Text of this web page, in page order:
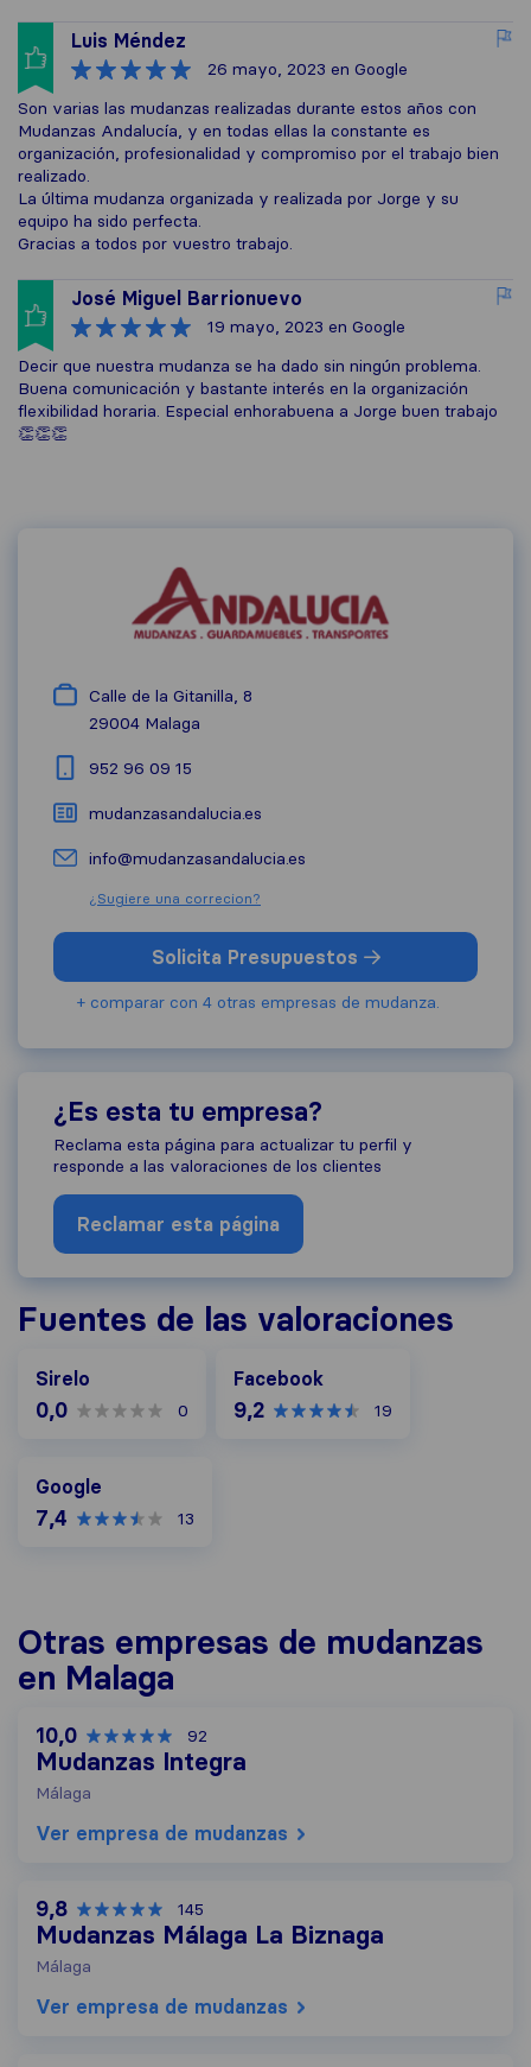
Luis Méndez
26 mayo, 2023 en Google
Son varias las mudanzas realizadas durante estos años con
Mudanzas Andalucía, y en todas ellas la constante es
organización, profesionalidad y compromiso por el trabajo bien
realizado.
La última mudanza organizada y realizada por Jorge y su
equipo ha sido perfecta.
Gracias a todos por vuestro trabajo.
José Miguel Barrionuevo
19 mayo, 2023 en Google
Decir que nuestra mudanza se ha dado sin ningún problema.
Buena comunicación y bastante interés en la organización
flexibilidad horaria. Especial enhorabuena a Jorge buen trabajo
👏👏👏
Calle de la Gitanilla, 8
29004 Malaga
952 96 09 15
mudanzasandalucia.es
info@mudanzasandalucia.es
¿Sugiere una correcion?
Solicita Presupuestos
+ comparar con 4 otras empresas de mudanza.
¿Es esta tu empresa?
Reclama esta página para actualizar tu perfil y
responde a las valoraciones de los clientes
Reclamar esta página
Fuentes de las valoraciones
Sirelo
0,0 0
Facebook
9,2 19
Google
7,4 13
Otras empresas de mudanzas
en Malaga
10,0 92
Mudanzas Integra
Málaga
Ver empresa de mudanzas
9,8 145
Mudanzas Málaga La Biznaga
Málaga
Ver empresa de mudanzas